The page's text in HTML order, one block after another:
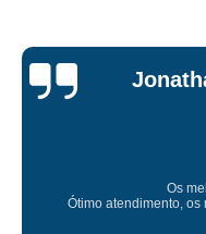
Amei o